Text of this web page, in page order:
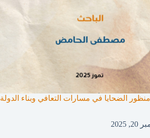
الضحايا في مسارات التعافي وبناء الدولة
2025